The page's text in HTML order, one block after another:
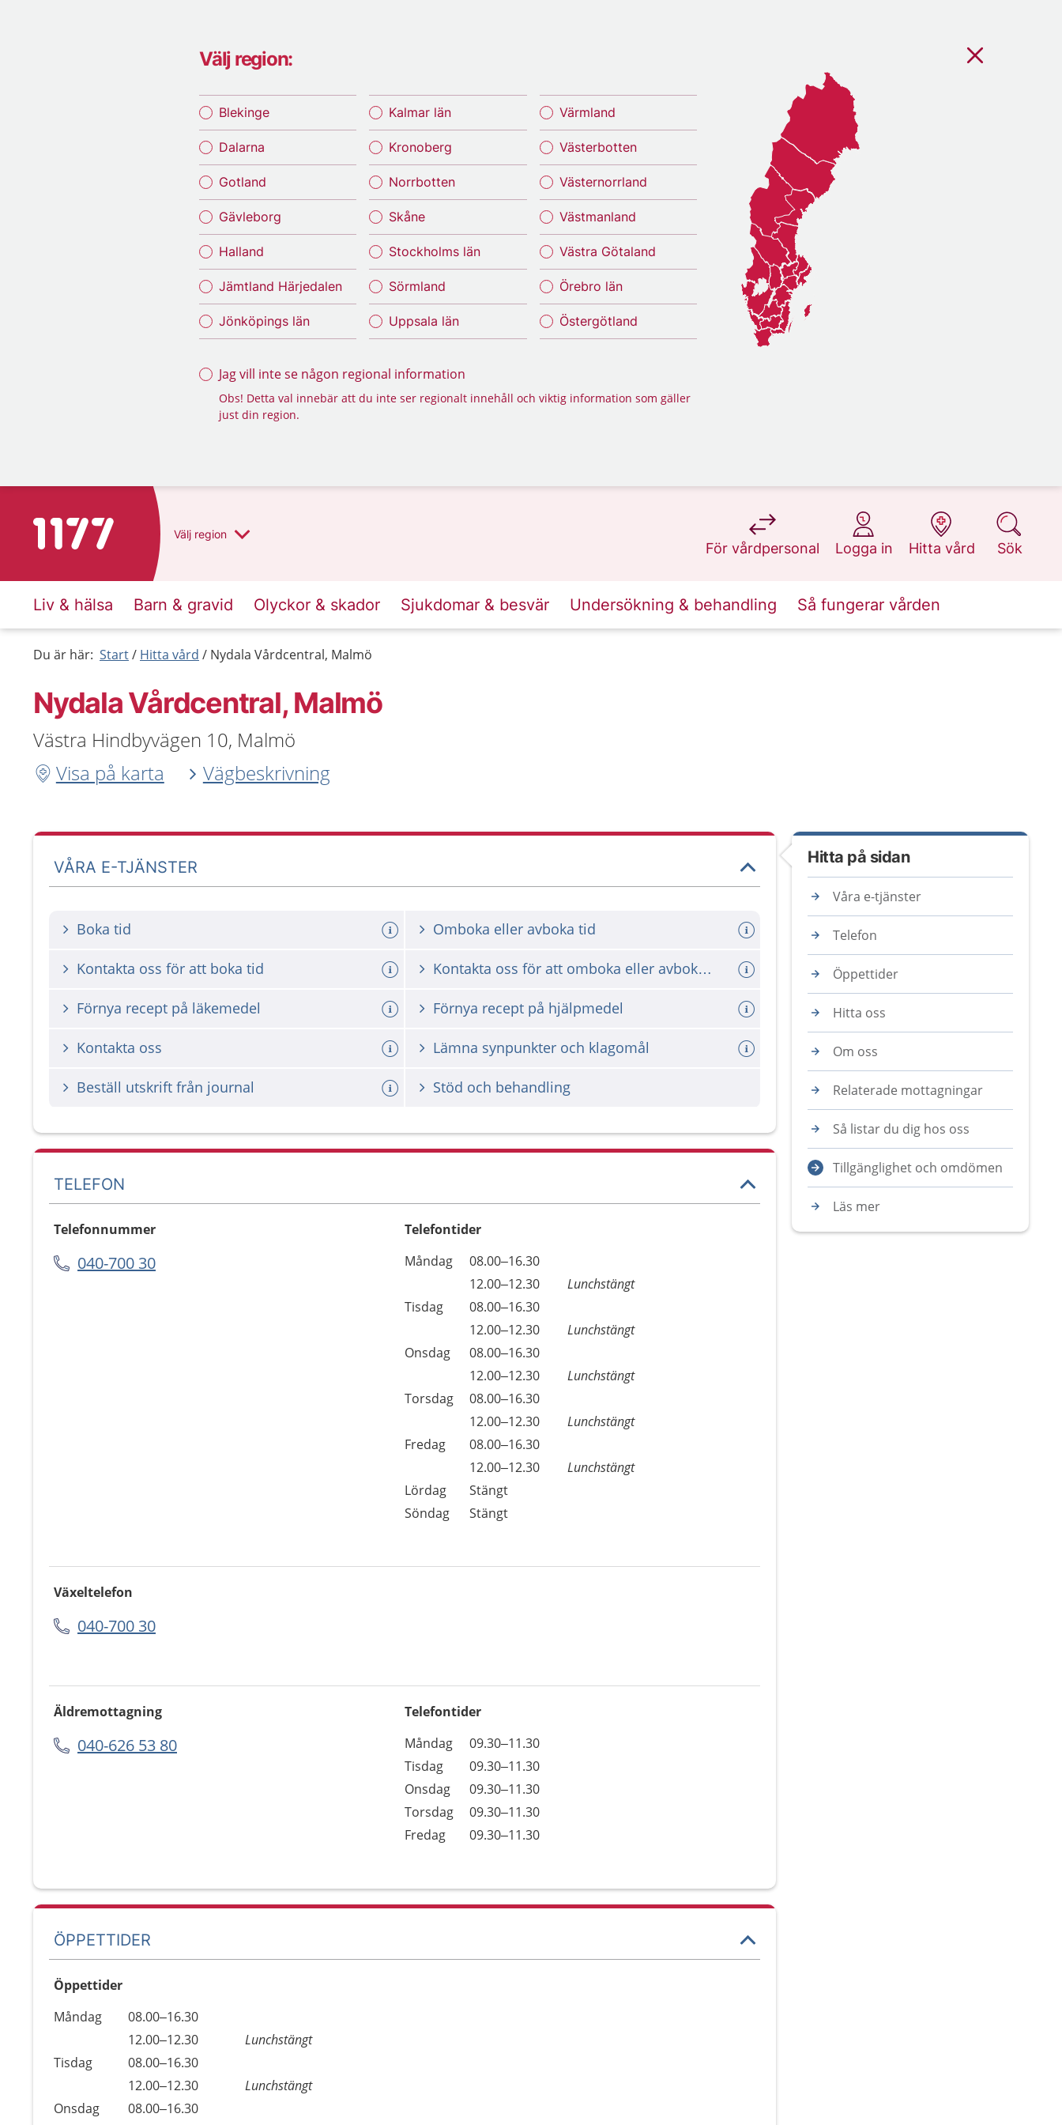
Välj region:
Blekinge
Dalarna
Gotland
Gävleborg
Halland
Jämtland Härjedalen
Jönköpings län
Kalmar län
Kronoberg
Norrbotten
Skåne
Stockholms län
Sörmland
Uppsala län
Värmland
Västerbotten
Västernorrland
Västmanland
Västra Götaland
Örebro län
Östergötland
Jag vill inte se någon regional information
Obs! Detta val innebär att du inte ser regionalt innehåll och viktig information som gäller
just din region.
Till startsidan för 1177 Välj region
För vårdpersonal
på 1177.se
Logga in
på 1177.se
Hitta vård
på 1177.se
Sök
på 1177.se
Liv & hälsa Barn & gravid Olyckor & skador Sjukdomar & besvär Undersökning & behandling Så fungerar vården
Du är här: Start Hitta vård Nydala Vårdcentral, Malmö
Nydala Vårdcentral, Malmö
Västra Hindbyvägen 10, Malmö
Visa på karta
Vägbeskrivning
VÅRA E-TJÄNSTER
Boka tid Omboka eller avboka tid
Kontakta oss för att boka tid Kontakta oss för att omboka eller avboka tid
Förnya recept på läkemedel Förnya recept på hjälpmedel
Kontakta oss Lämna synpunkter och klagomål
Beställ utskrift från journal Stöd och behandling
TELEFON
Telefonnummer
040-700 30
Telefontider
Dag
Öppettider
Kommentarer
Måndag
08.00–16.30
12.00–12.30
Lunchstängt
Tisdag
08.00–16.30
12.00–12.30
Lunchstängt
Onsdag
08.00–16.30
12.00–12.30
Lunchstängt
Torsdag
08.00–16.30
12.00–12.30
Lunchstängt
Fredag
08.00–16.30
12.00–12.30
Lunchstängt
Lördag
Stängt
Söndag
Stängt
Växeltelefon
040-700 30
Äldremottagning
040-626 53 80
Telefontider
Dag
Öppettider
Kommentarer
Måndag
09.30–11.30
Tisdag
09.30–11.30
Onsdag
09.30–11.30
Torsdag
09.30–11.30
Fredag
09.30–11.30
ÖPPETTIDER
Öppettider
Dag
Öppettider
Kommentarer
Måndag
08.00–16.30
12.00–12.30
Lunchstängt
Tisdag
08.00–16.30
12.00–12.30
Lunchstängt
Onsdag
08.00–16.30
Hitta på sidan
Våra e-tjänster
Telefon
Öppettider
Hitta oss
Om oss
Relaterade mottagningar
Så listar du dig hos oss
Tillgänglighet och omdömen
Läs mer